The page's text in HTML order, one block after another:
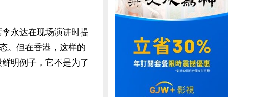
永达在现场演讲时提
。但在香港，这样的
明例子，它不是为了